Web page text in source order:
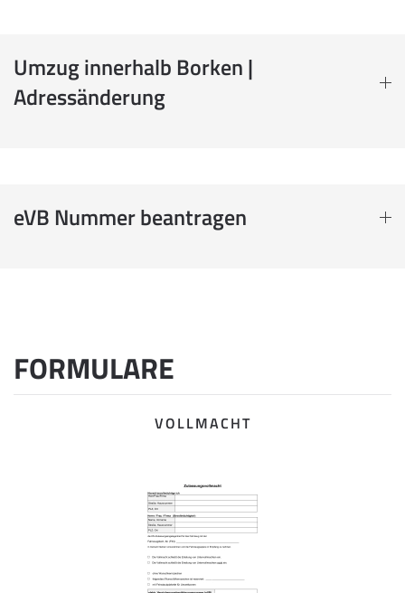
Umzug innerhalb Borken |
Adressänderung
eVB Nummer beantragen
FORMULARE
VOLLMACHT